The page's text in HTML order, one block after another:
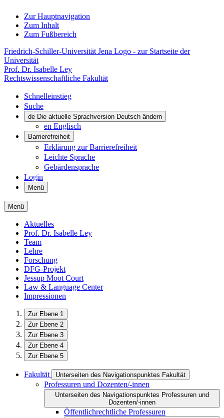
Zur Hauptnavigation
Zum Inhalt
Zum Fußbereich
Friedrich-Schiller-Universität Jena Logo - zur Startseite der
Universität
Prof. Dr. Isabelle Ley
Rechtswissenschaftliche Fakultät
Schnelleinstieg
Suche
de Die aktuelle Sprachversion Deutsch ändern
en Englisch
Barrierefreiheit
Erklärung zur Barrierefreiheit
Leichte Sprache
Gebärdensprache
Login
Menü
Menü
Aktuelles
Prof. Dr. Isabelle Ley
Team
Lehre
Forschung
DFG-Projekt
Jessup Moot Court
Law & Language Center
Impressionen
Zur Ebene 1
Zur Ebene 2
Zur Ebene 3
Zur Ebene 4
Zur Ebene 5
Fakultät Unterseiten des Navigationspunktes Fakultät
Professuren und Dozenten/-innen
Unterseiten des Navigationspunktes Professuren und
Dozenten/-innen
Öffentlichrechtliche Professuren